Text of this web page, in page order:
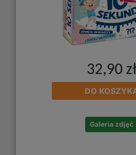
32,90 zł
DO
Galeria zdjęć